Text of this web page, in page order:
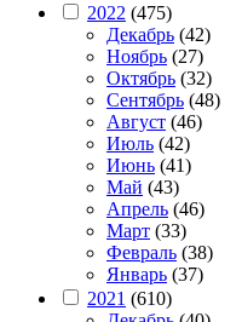
2022 (475)
Декабрь (42)
Ноябрь (27)
Октябрь (32)
Сентябрь (48)
Август (46)
Июль (42)
Июнь (41)
Май (43)
Апрель (46)
Март (33)
Февраль (38)
Январь (37)
2021 (610)